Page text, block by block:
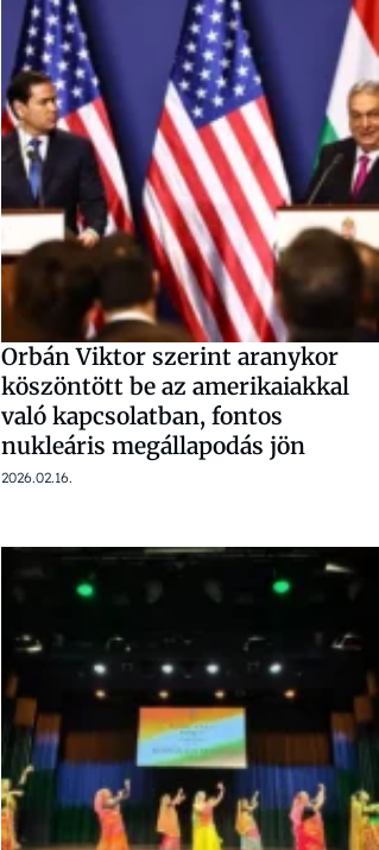
Orbán Viktor szerint aranykor
köszöntött be az amerikaiakkal
való kapcsolatban, fontos
nukleáris megállapodás jön
2026.02.16.